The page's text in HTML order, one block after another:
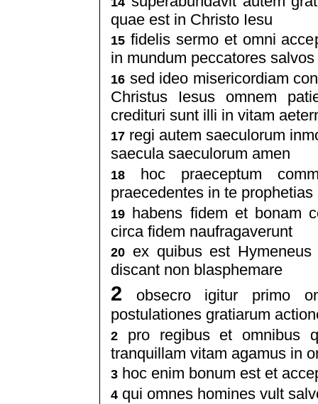
quae est in Christo Iesu
15 fidelis sermo et omni
in mundum peccatores
16 sed ideo misericordiam
Christus Iesus omnem
credituri sunt illi in vitam
17 regi autem saeculorum
saecula saeculorum amen
18
hoc praeceptum
praecedentes in te
19 habens fidem et bonam
circa fidem naufragaverunt
20 ex quibus est
discant non blasphemare
2 obsecro igitur primo
postulationes gratiarum
2
pro regibus et omnibus
tranquillam vitam agamus in
3 hoc enim bonum est et
4 qui omnes homines vult